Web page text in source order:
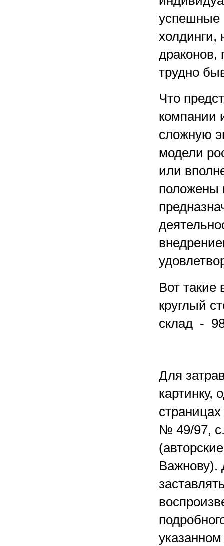
успешные
драконов,
трудно
Что
компании
сложную
модели
или
положены
Вот
круглый
склад -
Для
№ 49/97,
Важнову).